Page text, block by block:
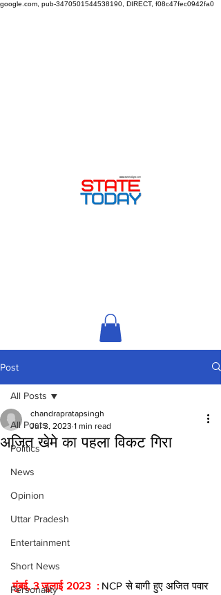
google.com, pub-3470501544538190, DIRECT, f08c47fec0942fa0
Post
All Posts
Politics
News
Opinion
Uttar Pradesh
Entertainment
Short News
Personality
All Posts
अजित खेमे का पहला विकट गिरा
chandrapratapsingh
Jul 3, 2023 1 min read
मुंबई, 3 जुलाई 2023  : NCP से बागी हुए अजित पवार